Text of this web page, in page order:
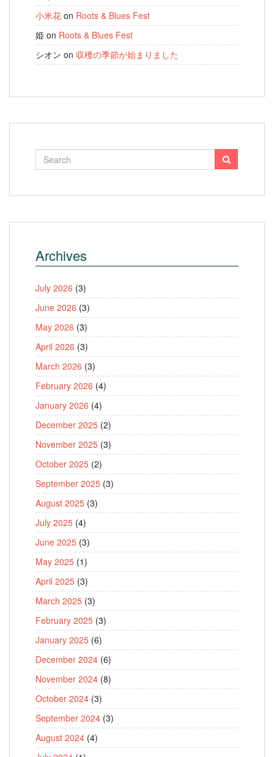
小米花 on Roots & Blues Fest
姫 on Roots & Blues Fest
シオン on 収穫の季節が始まりました
Archives
July 2026 (3)
June 2026 (3)
May 2026 (3)
April 2026 (3)
March 2026 (3)
February 2026 (4)
January 2026 (4)
December 2025 (2)
November 2025 (3)
October 2025 (2)
September 2025 (3)
August 2025 (3)
July 2025 (4)
June 2025 (3)
May 2025 (1)
April 2025 (3)
March 2025 (3)
February 2025 (3)
January 2025 (6)
December 2024 (6)
November 2024 (8)
October 2024 (3)
September 2024 (3)
August 2024 (4)